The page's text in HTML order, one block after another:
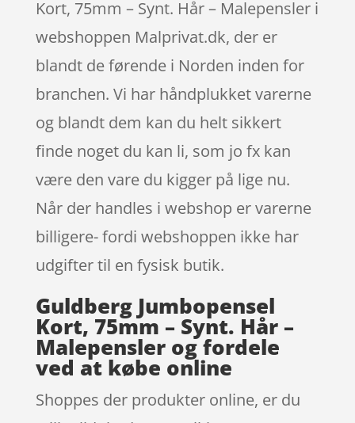
Kort, 75mm – Synt. Hår – Malepensler i
webshoppen Malprivat.dk, der er
blandt de førende i Norden inden for
branchen. Vi har håndplukket varerne
og blandt dem kan du helt sikkert
finde noget du kan li, som jo fx kan
være den vare du kigger på lige nu.
Når der handles i webshop er varerne
billigere- fordi webshoppen ikke har
udgifter til en fysisk butik.
Guldberg Jumbopensel
Kort, 75mm – Synt. Hår –
Malepensler og fordele
ved at købe online
Shoppes der produkter online, er du